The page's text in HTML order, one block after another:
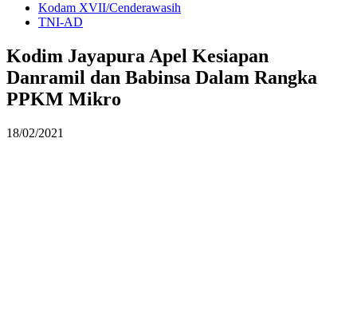
Kodam XVII/Cenderawasih
TNI-AD
Kodim Jayapura Apel Kesiapan
Danramil dan Babinsa Dalam Rangka
PPKM Mikro
18/02/2021